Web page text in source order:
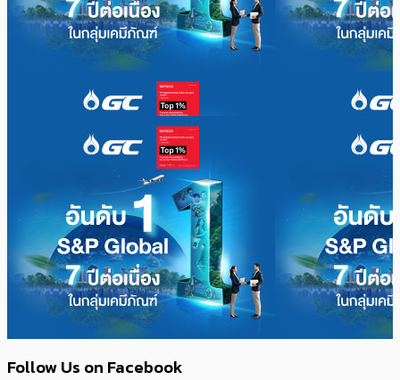
Follow Us on Facebook